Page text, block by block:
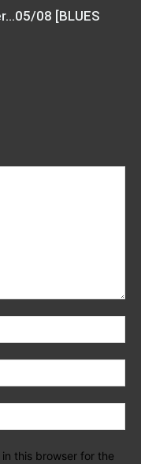
08 [BLUES
this browser for the